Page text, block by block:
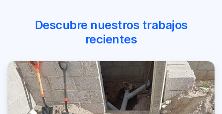
Descubre nuestros trabajos
recientes